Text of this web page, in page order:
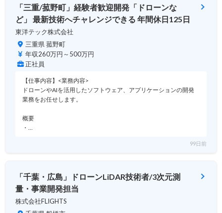
「三重/菰野町」経験者歓迎開発「ドローンな
ど」 最新技術へチャレンジできる 年間休日125日
東洋テック株式会社
三重県 菰野町
年収260万円～500万円
正社員
【仕事内容】<業務内容>
ドローンやAIを活用したソフトウェア、アプリケーションの開発
業務をお任せします。
概要
・…
99日前
「千葉・広島」ドローンLiDAR技術者/3次元測
量・事業開発担当
株式会社FLIGHTS